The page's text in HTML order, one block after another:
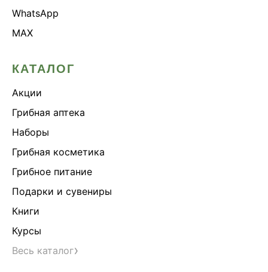
WhatsApp
MAX
КАТАЛОГ
Акции
Грибная аптека
Наборы
Грибная косметика
Грибное питание
Подарки и сувениры
Книги
Курсы
Весь каталог›